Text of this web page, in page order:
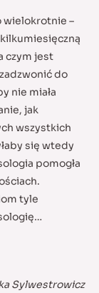
wielokrotnie –
czym jest
do
nie miała
jak
wszystkich
się wtedy
pomogła
tyle
Sylwestrowicz